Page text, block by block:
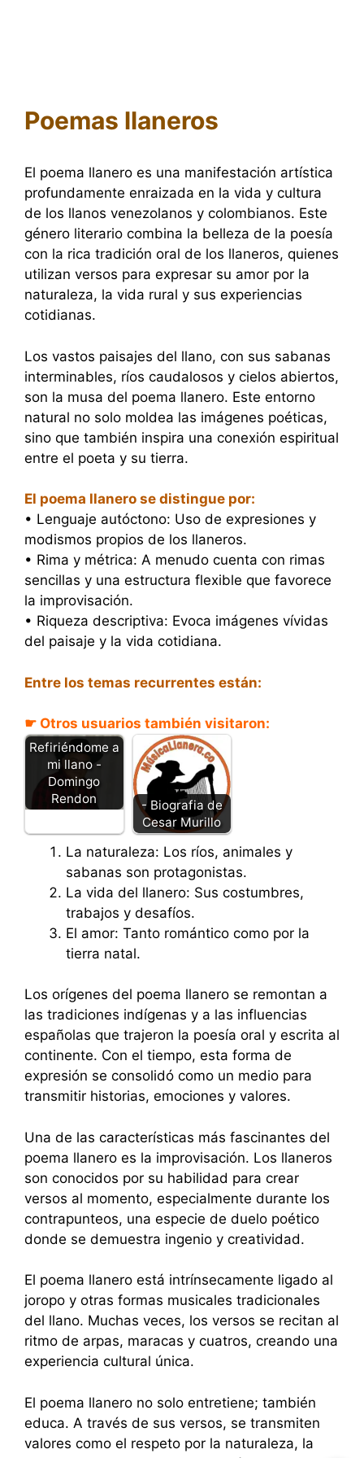
Poemas llaneros
El poema llanero es una manifestación artística
profundamente enraizada en la vida y cultura
de los llanos venezolanos y colombianos. Este
género literario combina la belleza de la poesía
con la rica tradición oral de los llaneros, quienes
utilizan versos para expresar su amor por la
naturaleza, la vida rural y sus experiencias
cotidianas.
Los vastos paisajes del llano, con sus sabanas
interminables, ríos caudalosos y cielos abiertos,
son la musa del poema llanero. Este entorno
natural no solo moldea las imágenes poéticas,
sino que también inspira una conexión espiritual
entre el poeta y su tierra.
El poema llanero se distingue por:
• Lenguaje autóctono: Uso de expresiones y
modismos propios de los llaneros.
• Rima y métrica: A menudo cuenta con rimas
sencillas y una estructura flexible que favorece
la improvisación.
• Riqueza descriptiva: Evoca imágenes vívidas
del paisaje y la vida cotidiana.
Entre los temas recurrentes están:
☛ Otros usuarios también visitaron:
Refiriéndome a
mi llano -
Domingo
Rendon
- Biografia de
Cesar Murillo
La naturaleza: Los ríos, animales y
sabanas son protagonistas.
La vida del llanero: Sus costumbres,
trabajos y desafíos.
El amor: Tanto romántico como por la
tierra natal.
Los orígenes del poema llanero se remontan a
las tradiciones indígenas y a las influencias
españolas que trajeron la poesía oral y escrita al
continente. Con el tiempo, esta forma de
expresión se consolidó como un medio para
transmitir historias, emociones y valores.
Una de las características más fascinantes del
poema llanero es la improvisación. Los llaneros
son conocidos por su habilidad para crear
versos al momento, especialmente durante los
contrapunteos, una especie de duelo poético
donde se demuestra ingenio y creatividad.
El poema llanero está intrínsecamente ligado al
joropo y otras formas musicales tradicionales
del llano. Muchas veces, los versos se recitan al
ritmo de arpas, maracas y cuatros, creando una
experiencia cultural única.
El poema llanero no solo entretiene; también
educa. A través de sus versos, se transmiten
valores como el respeto por la naturaleza, la